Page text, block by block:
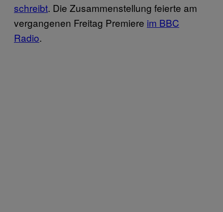
schreibt. Die Zusammenstellung feierte am
vergangenen Freitag Premiere im BBC
Radio.